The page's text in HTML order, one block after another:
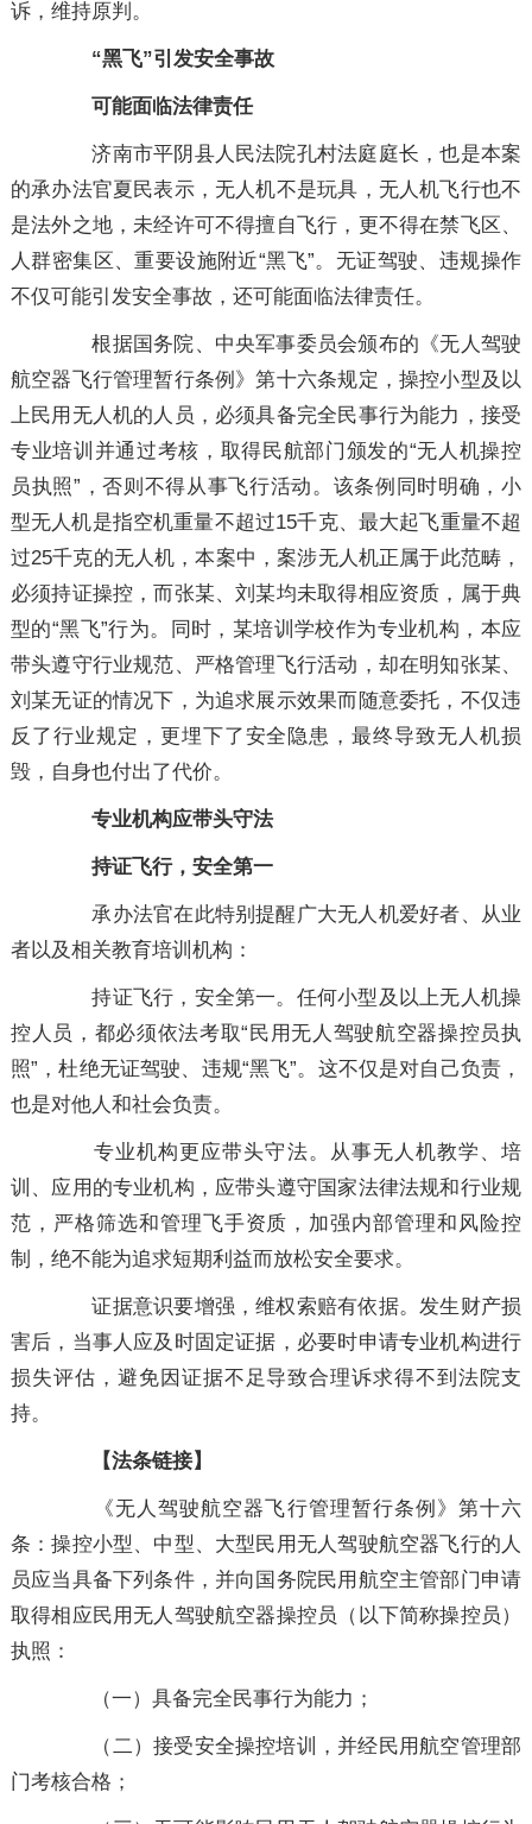
诉，维持原判。
“黑飞”引发安全事故
可能面临法律责任
济南市平阴县人民法院孔村法庭庭长，也是本案
的承办法官夏民表示，无人机不是玩具，无人机飞行也不
是法外之地，未经许可不得擅自飞行，更不得在禁飞区、
人群密集区、重要设施附近“黑飞”。无证驾驶、违规操作
不仅可能引发安全事故，还可能面临法律责任。
根据国务院、中央军事委员会颁布的《无人驾驶
航空器飞行管理暂行条例》第十六条规定，操控小型及以
上民用无人机的人员，必须具备完全民事行为能力，接受
专业培训并通过考核，取得民航部门颁发的“无人机操控
员执照”，否则不得从事飞行活动。该条例同时明确，小
型无人机是指空机重量不超过15千克、最大起飞重量不超
过25千克的无人机，本案中，案涉无人机正属于此范畴，
必须持证操控，而张某、刘某均未取得相应资质，属于典
型的“黑飞”行为。同时，某培训学校作为专业机构，本应
带头遵守行业规范、严格管理飞行活动，却在明知张某、
刘某无证的情况下，为追求展示效果而随意委托，不仅违
反了行业规定，更埋下了安全隐患，最终导致无人机损
毁，自身也付出了代价。
专业机构应带头守法
持证飞行，安全第一
承办法官在此特别提醒广大无人机爱好者、从业
者以及相关教育培训机构：
持证飞行，安全第一。任何小型及以上无人机操
控人员，都必须依法考取“民用无人驾驶航空器操控员执
照”，杜绝无证驾驶、违规“黑飞”。这不仅是对自己负责，
也是对他人和社会负责。
专业机构更应带头守法。从事无人机教学、培
训、应用的专业机构，应带头遵守国家法律法规和行业规
范，严格筛选和管理飞手资质，加强内部管理和风险控
制，绝不能为追求短期利益而放松安全要求。
证据意识要增强，维权索赔有依据。发生财产损
害后，当事人应及时固定证据，必要时申请专业机构进行
损失评估，避免因证据不足导致合理诉求得不到法院支
持。
【法条链接】
《无人驾驶航空器飞行管理暂行条例》第十六
条：操控小型、中型、大型民用无人驾驶航空器飞行的人
员应当具备下列条件，并向国务院民用航空主管部门申请
取得相应民用无人驾驶航空器操控员（以下简称操控员）
执照：
（一）具备完全民事行为能力；
（二）接受安全操控培训，并经民用航空管理部
门考核合格；